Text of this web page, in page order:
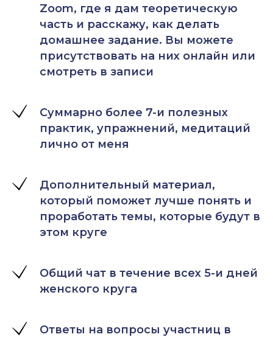
Zoom, где я дам теоретическую
часть и расскажу, как делать
домашнее задание. Вы можете
присутствовать на них онлайн или
смотреть в записи
Суммарно более 7-и полезных
практик, упражнений, медитаций
лично от меня
Дополнительный материал,
который поможет лучше понять и
проработать темы, которые будут в
этом круге
Общий чат в течение всех 5-и дней
женского круга
Ответы на вопросы участниц в